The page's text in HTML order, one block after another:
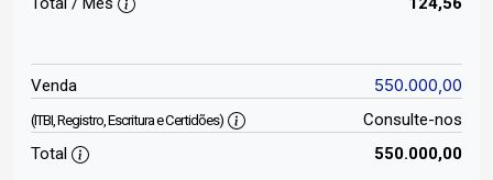
Venda 550.000,00
(ITBI, Registro, Escritura e Certidões)
Consulte-nos
Total
550.000,00